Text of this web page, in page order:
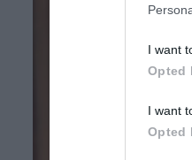
I want
Opted
I want
Opted